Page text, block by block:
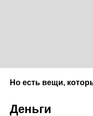
Но есть вещи,
Деньги